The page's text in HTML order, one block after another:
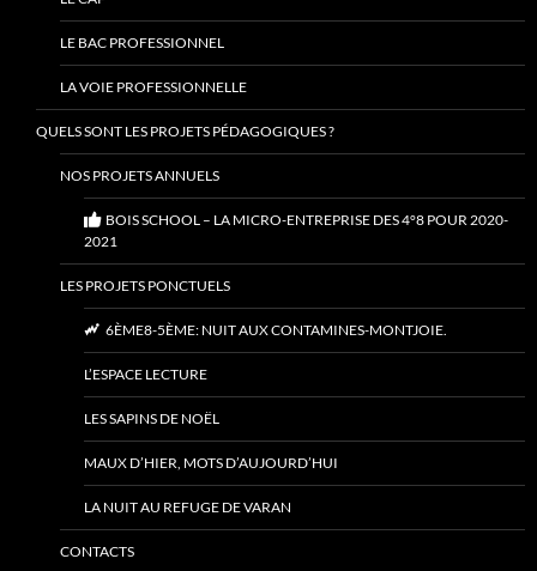
LE BAC PROFESSIONNEL
LA VOIE PROFESSIONNELLE
QUELS SONT LES PROJETS PÉDAGOGIQUES ?
NOS PROJETS ANNUELS
BOIS SCHOOL – LA MICRO-ENTREPRISE DES 4°8 POUR 2020-
2021
LES PROJETS PONCTUELS
6ÈME8-5ÈME: NUIT AUX CONTAMINES-MONTJOIE.
L’ESPACE LECTURE
LES SAPINS DE NOËL
MAUX D’HIER, MOTS D’AUJOURD’HUI
LA NUIT AU REFUGE DE VARAN
CONTACTS